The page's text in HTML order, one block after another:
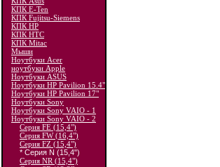
КПК E-Ten
КПК Fujitsu-Siemens
КПК HP
КПК HTC
КПК Mitac
Мыши
Ноутбуки Acer
ноутбуки Apple
Ноутбуки ASUS
Ноутбуки HP Pavilion 15.4"
Ноутбуки HP Pavilion 17"
Ноутбуки Sony
Ноутбуки Sony VAIO - 1
Ноутбуки Sony VAIO - 2
Серия FE (15,4")
Серия FW (16,4")
Серия FZ (15,4")
* Серия N (15,4")
Серия NR (15,4")